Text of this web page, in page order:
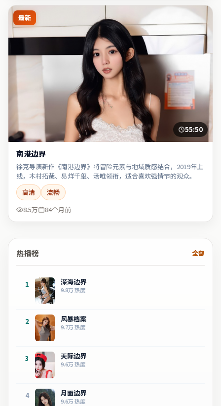
最新
55:50
南港边界
徐克导演新作《南港边界》将冒险元素与地域质感结合，2019年上
线，木村拓哉、易烊千玺、汤唯领衔，适合喜欢强情节的观众。
高清
流畅
8.5万
84个月前
热播榜 全部
1 深海边界
9.8万热度
2 风暴档案
9.7万热度
3 天际边界
9.6万热度
4 月面边界
9.6万热度